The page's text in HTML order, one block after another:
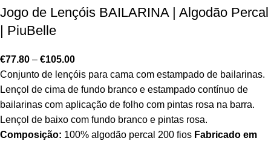
Jogo de Lençóis BAILARINA | Algodão Percal
| PiuBelle
€77.80 – €105.00
Conjunto de lençóis para cama com estampado de bailarinas.
Lençol de cima de fundo branco e estampado contínuo de
bailarinas com aplicação de folho com pintas rosa na barra.
Lençol de baixo com fundo branco e pintas rosa.
Composição: 100% algodão percal 200 fios Fabricado em